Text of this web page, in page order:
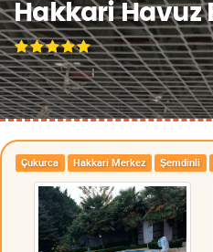
Hakkari Havuz
Çukurca Hakkari Merkez Şemdinli